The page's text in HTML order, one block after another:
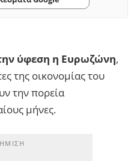
ύφεση η Ευρωζώνη,
της οικονομίας του
την πορεία
μήνες.